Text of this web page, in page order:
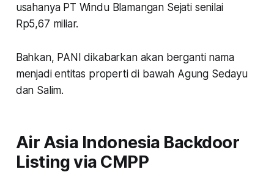
usahanya PT Windu Blamangan Sejati senilai
Rp5,67 miliar.
Bahkan, PANI dikabarkan akan berganti nama
menjadi entitas properti di bawah Agung Sedayu
dan Salim.
Air Asia Indonesia Backdoor
Listing via CMPP